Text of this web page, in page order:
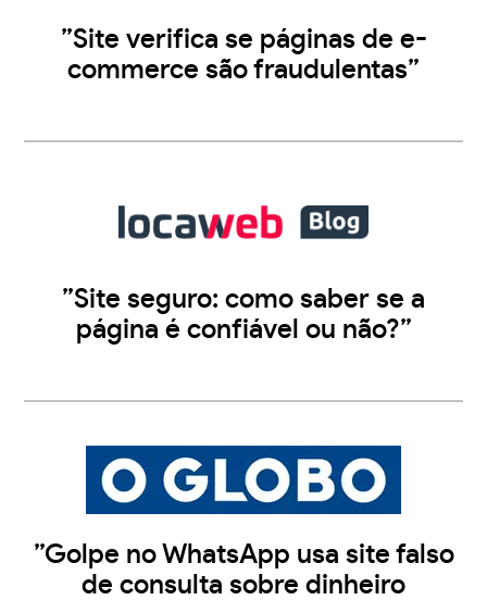
”Site verifica se páginas de e-
commerce são fraudulentas”
”Site seguro: como saber se a
página é confiável ou não?”
”Golpe no WhatsApp usa site falso
de consulta sobre dinheiro